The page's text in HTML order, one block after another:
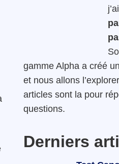
gamme Alpha a créé
et nous allons
articles sont la pour
questions.
Derniers